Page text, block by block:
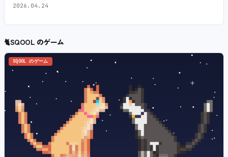
2026.04.24
🐈SQOOL のゲーム
SQOOL のゲーム